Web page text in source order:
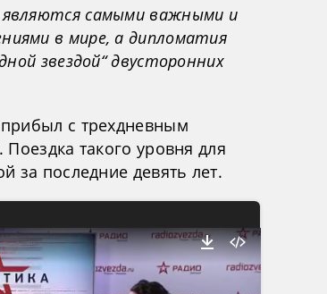
самыми важными и
в мире, а дипломатия
звездой“ двусторонних
с трехдневным
такого уровня для
за последние девять лет.